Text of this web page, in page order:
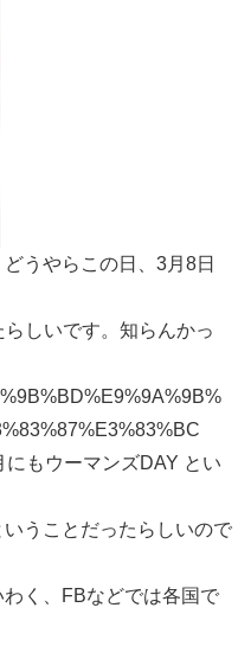
うやらこの日、3月8日
しいです。知らんかっ
もウーマンズDAY とい
うことだったらしいので
く、FBなどでは各国で